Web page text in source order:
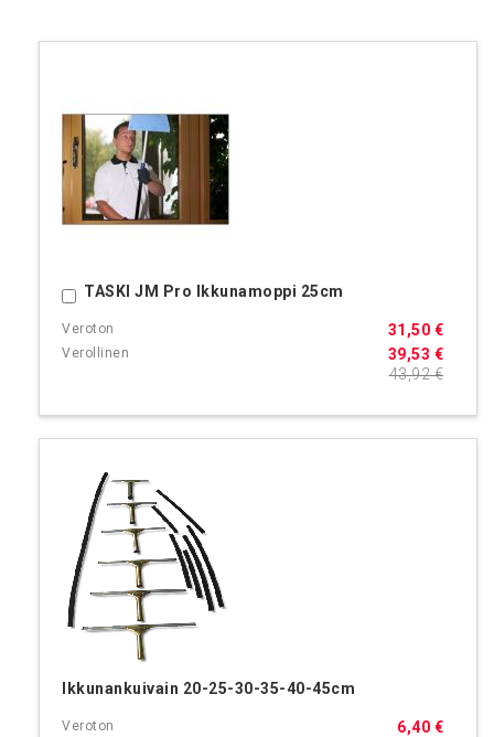
TASKI JM Pro Ikkunamoppi 25cm
39,53 €
31,50 €
43,92 €
Ostoskoriin
Ikkunankuivain 20-25-30-35-40-45cm
6,40 €